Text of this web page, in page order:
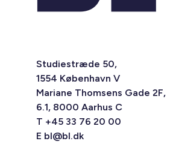
Studiestræde 50,
1554 København V
Mariane Thomsens Gade 2F,
6.1, 8000 Aarhus C
T +45 33 76 20 00
E bl@bl.dk